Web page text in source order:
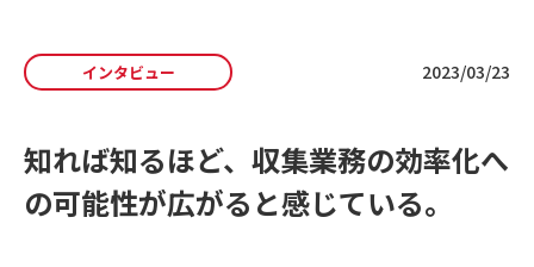
排出事業者向け資料ダウンロード
お問い合わせ
インタビュー 2023/03/23
知れば知るほど、収集業務の効率化へ
の可能性が広がると感じている。